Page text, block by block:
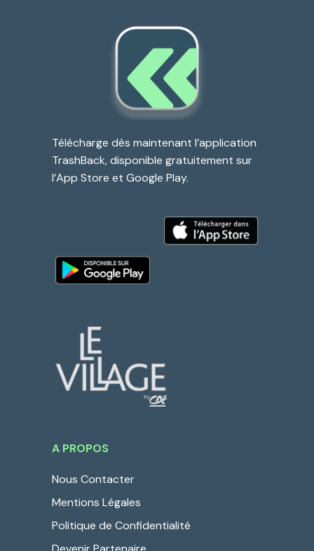
Télécharge dès maintenant l’application
TrashBack, disponible gratuitement sur
l’App Store et Google Play.
A PROPOS
Nous Contacter
Mentions Légales
Politique de Confidentialité